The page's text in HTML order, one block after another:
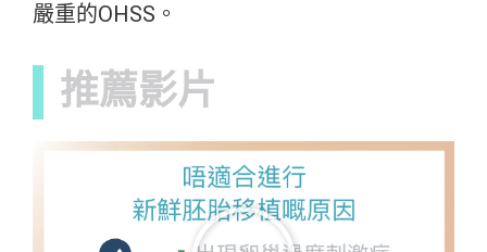
嚴重的OHSS。
推薦影片